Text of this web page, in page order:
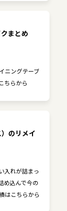
まとめ
ニングテーブ
ちらから
のリメイ
入れが詰まっ
め込んで今の
はこちらから